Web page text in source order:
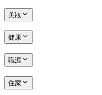
美妝
健康
職涯
住家